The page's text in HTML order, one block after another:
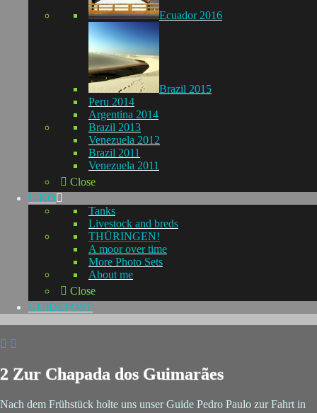
Ecuador 2016
Brazil 2015
Peru 2014
Argentina 2014
Brazil 2013
Venezuela 2012
Brazil 2011
Venezuela 2011
Close
L-KO
Tanks
Livestock and breds
THÜRINGEN!
A moor over time
More Photo Sets
About me
Close
GUIDEPOST
2 Zur Chapada dos Guimarães
Nach dem Frühstück holte uns unser Guide Pedro Paulo zur Fahrt in